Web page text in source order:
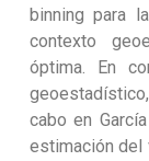
binning para
contexto
óptima. En
cabo en
estimación del